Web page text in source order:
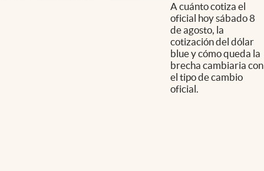
A cuánto cotiza el
oficial hoy sábado 8
de agosto, la
cotización del dólar
blue y cómo queda la
brecha cambiaria con
el tipo de cambio
oficial.